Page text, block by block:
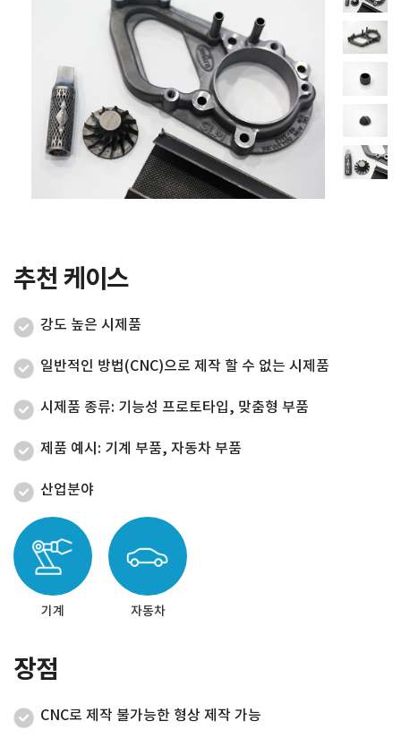
추천 케이스
강도 높은 시제품
일반적인 방법(CNC)으로 제작 할 수 없는 시제품
시제품 종류: 기능성 프로토타입, 맞춤형 부품
제품 예시: 기계 부품, 자동차 부품
산업분야
기계 자동차
장점
CNC로 제작 불가능한 형상 제작 가능